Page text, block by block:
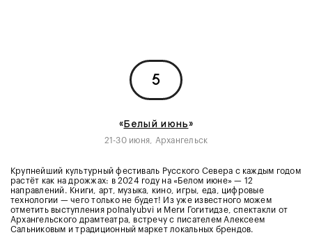
5
«Белый июнь»
21-30 июня, Архангельск
Крупнейший культурный фестиваль Русского Севера с каждым годом
растёт как на дрожжах: в 2024 году на «Белом июне» — 12
направлений. Книги, арт, музыка, кино, игры, еда, цифровые
технологии — чего только не будет! Из уже известного можем
отметить выступления polnalyubvi и Меги Гогитидзе, спектакли от
Архангельского драмтеатра, встречу с писателем Алексеем
Сальниковым и традиционный маркет локальных брендов.